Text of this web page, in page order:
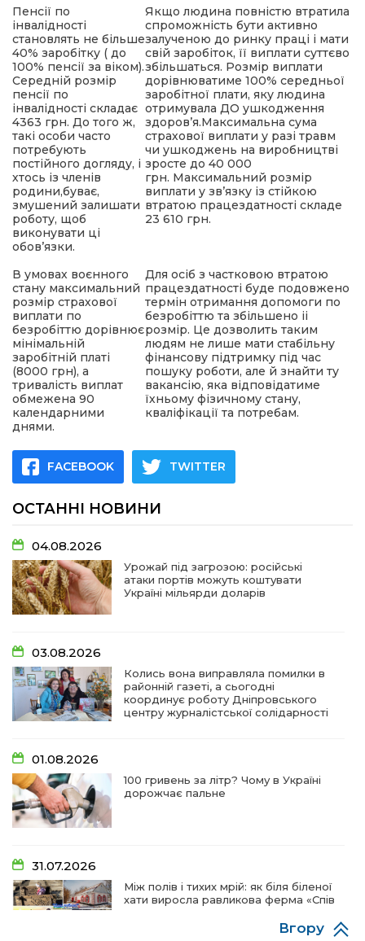
Пенсії по
інвалідності
становлять не більше
40% заробітку ( до
100% пенсії за віком).
Середній розмір
пенсії по
інвалідності складає
4363 грн. До того ж,
такі особи часто
потребують
постійного догляду, і
хтось із членів
родини,буває,
змушений залишати
роботу, щоб
виконувати ці
обов’язки.
Якщо людина повністю втратила
спроможність бути активно
залученою до ринку праці і мати
свій заробіток, її виплати суттєво
збільшаться. Розмір виплати
дорівнюватиме 100% середньої
заробітної плати, яку людина
отримувала ДО ушкодження
здоров’я.Максимальна сума
страхової виплати у разі травм
чи ушкоджень на виробництві
зросте до 40 000
грн. Максимальний розмір
виплати у зв’язку із стійкою
втратою працездатності складе
23 610 грн.
В умовах воєнного
стану максимальний
розмір страхової
виплати по
безробіттю дорівнює
мінімальній
заробітній платі
(8000 грн), а
тривалість виплат
обмежена 90
календарними
днями.
Для осіб з частковою втратою
працездатності буде подовжено
термін отримання допомоги по
безробіттю та збільшено іі
розмір. Це дозволить таким
людям не лише мати стабільну
фінансову підтримку під час
пошуку роботи, але й знайти ту
вакансію, яка відповідатиме
їхньому фізичному стану,
кваліфікації та потребам.
FACEBOOK TWITTER
ОСТАННІ НОВИНИ
04.08.2026
Урожай під загрозою: російські
атаки портів можуть коштувати
Україні мільярди доларів
03.08.2026
Колись вона виправляла помилки в
районній газеті, а сьогодні
координує роботу Дніпровського
центру журналістської солідарності
01.08.2026
100 гривень за літр? Чому в Україні
дорожчає пальне
31.07.2026
Між полів і тихих мрій: як біля біленої
хати виросла равликова ферма «Спів
Вгору